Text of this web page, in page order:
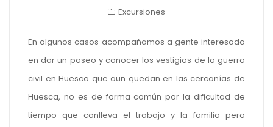
Excursiones
En algunos casos acompañamos a gente interesada
en dar un paseo y conocer los vestigios de la guerra
civil en Huesca que aun quedan en las cercanías de
Huesca, no es de forma común por la dificultad de
tiempo que conlleva el trabajo y la familia pero